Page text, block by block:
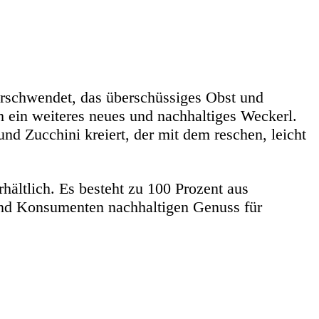
das überschüssiges Obst und
weiteres neues und nachhaltiges Weckerl.
Zucchini kreiert, der mit dem reschen, leicht
Es besteht zu 100 Prozent aus
Konsumenten nachhaltigen Genuss für